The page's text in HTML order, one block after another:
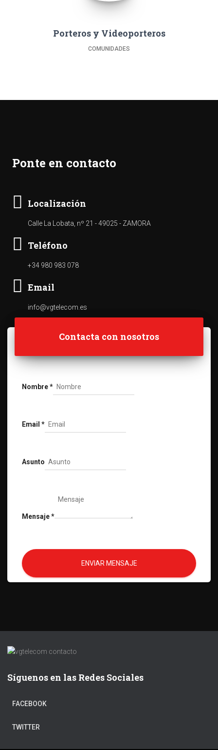
Porteros y Videoporteros
COMUNIDADES
Ponte en contacto
Localización
Calle La Lobata, nº 21 - 49025 - ZAMORA
Teléfono
+34 980 983 078
Email
info@vgtelecom.es
Contacta con nosotros
Nombre*
Email *
Asunto
Mensaje*
ENVIAR MENSAJE
Síguenos en las Redes Sociales
FACEBOOK
TWITTER